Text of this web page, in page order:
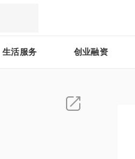
生活服务 创业融资